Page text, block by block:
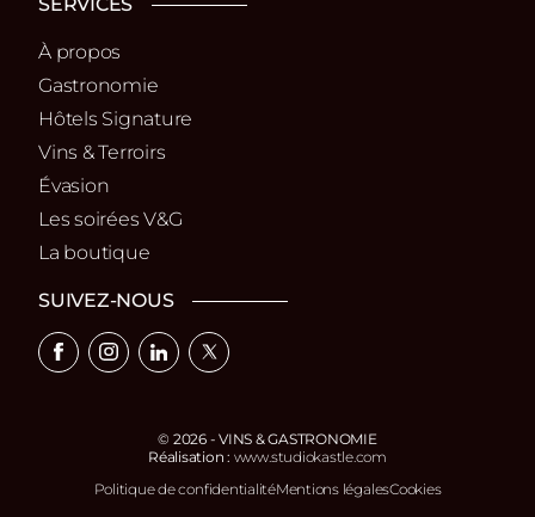
À propos
Gastronomie
Hôtels Signature
Vins & Terroirs
Évasion
Les soirées V&G
La boutique
SUIVEZ-NOUS
FacebookInstagram
Linkedin
X
© 2026 - VINS & GASTRONOMIE
Réalisation : www.studiokastle.com
Politique de confidentialitéMentions légalesCookies